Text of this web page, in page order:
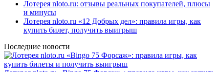
Лотерея nloto.ru: отзывы реальных покупателей, плюсы
и минусы
Лотерея nloto.ru «12 Добрых дел»: правила игры, как
купить билет, получить выигрыш
Последние новости